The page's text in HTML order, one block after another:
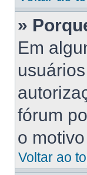
»
Em
fórum
o
Voltar ao